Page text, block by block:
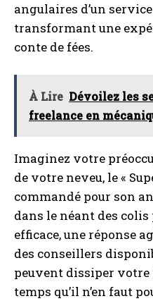
angulaires d’un
transformant une
conte de fées.
À Lire Dévoilez les
freelance en
Imaginez votre
de votre neveu, le «
commandé pour son
dans le néant des
efficace, une réponse
des conseillers
peuvent dissiper
temps qu’il n’en faut